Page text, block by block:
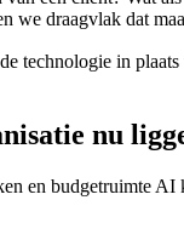
we draagvlak dat
technologie in
nu
en budgetruimte